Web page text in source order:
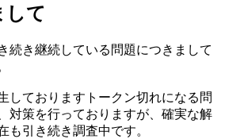
して
続き継続している問題につきまして
しておりますトークン切れになる問
対策を行っておりますが、確実な解
も引き続き調査中です。